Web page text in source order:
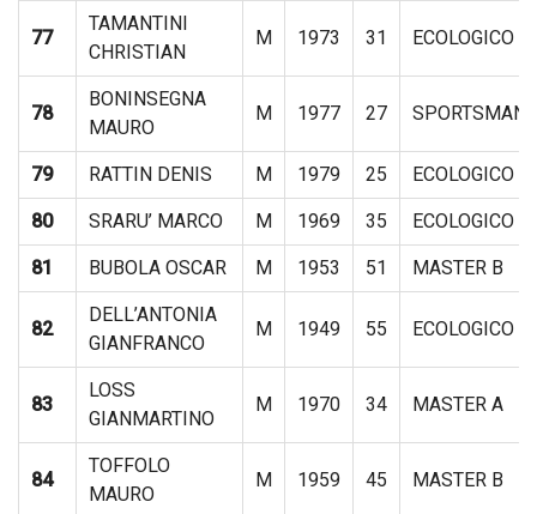
77
TAMANTINI
CHRISTIAN
M 1973 31 ECOLOGICO
78
BONINSEGNA
MAURO
M 1977 27 SPORTSMAN
79 RATTIN DENIS M 1979 25 ECOLOGICO
80 SRARU’ MARCO M 1969 35 ECOLOGICO
81 BUBOLA OSCAR M 1953 51 MASTER B
82
DELL’ANTONIA
GIANFRANCO
M 1949 55 ECOLOGICO
83
LOSS
GIANMARTINO
M 1970 34 MASTER A
84
TOFFOLO
MAURO
M 1959 45 MASTER B